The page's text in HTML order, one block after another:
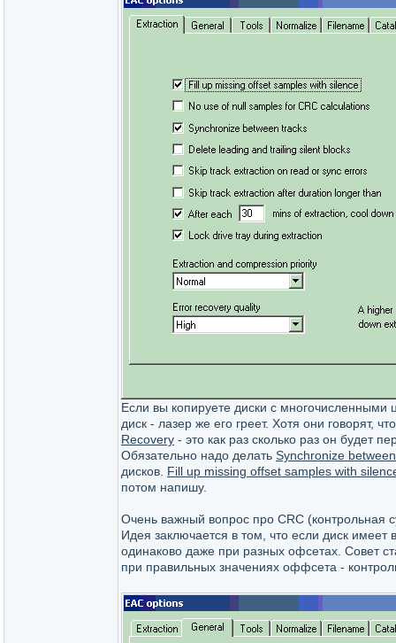
Если вы копируете диски с
диск - лазер же его греет. Хотя они говорят,
Recovery - это как раз сколько раз он будет
Обязательно надо делать Synchronize
дисков. Fill up missing offset samples with
потом напишу.
Очень важный вопрос про CRC (контрольная
Идея заключается в том, что если диск имеет
одинаково даже при разных офсетах. Совет
при правильных значениях оффсета -